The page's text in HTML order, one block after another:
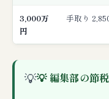
3,000万
円
手取り
💡💡 編集部の節